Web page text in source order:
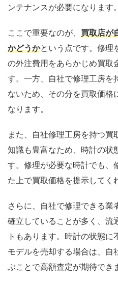
ンテナンスが必要になります。
ここで重要なのが、 買取店が
かどうかという点です。修理
の外注費用をあらかじめ買取
す。一方、自社で修理工房を
ないため、その分を買取価格
なります。
また、自社修理工房を持つ
知識も豊富なため、時計の状
す。修理が必要な時計でも、
た上で買取価格を提示してく
さらに、自社で修理できる業
確立していることが多く、流
トもあります。時計の状態
モデルを売却する場合は、自
ぶことで高額査定が期待でき